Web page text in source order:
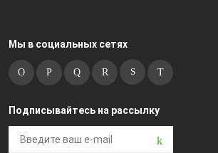
Мы в социальных сетях
Подписывайтесь на рассылку